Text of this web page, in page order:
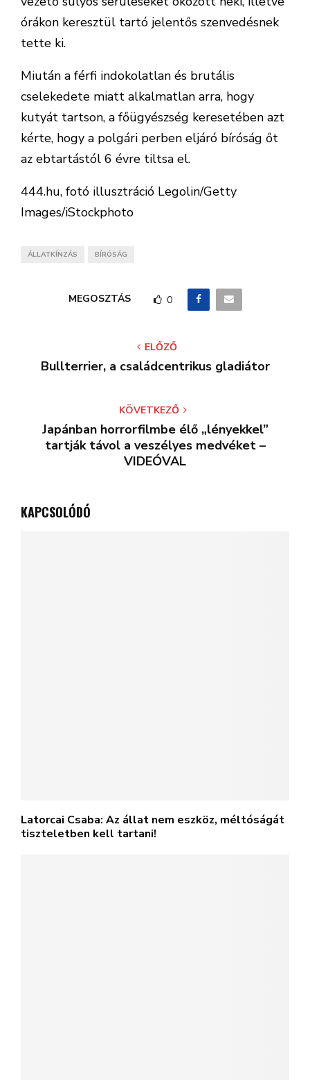
órákon keresztül tartó jelentős szenvedésnek
tette ki.
Miután a férfi indokolatlan és brutális
cselekedete miatt alkalmatlan arra, hogy
kutyát tartson, a főügyészség keresetében azt
kérte, hogy a polgári perben eljáró bíróság őt
az ebtartástól 6 évre tiltsa el.
444.hu, fotó illusztráció Legolin/Getty
Images/iStockphoto
ÁLLATKÍNZÁS BÍRÓSÁG
MEGOSZTÁS 0
ELŐZŐ
Bullterrier, a családcentrikus gladiátor
KÖVETKEZŐ
Japánban horrorfilmbe élő „lényekkel”
tartják távol a veszélyes medvéket –
VIDEÓVAL
KAPCSOLÓDÓ
Latorcai Csaba: Az állat nem eszköz, méltóságát
tiszteletben kell tartani!